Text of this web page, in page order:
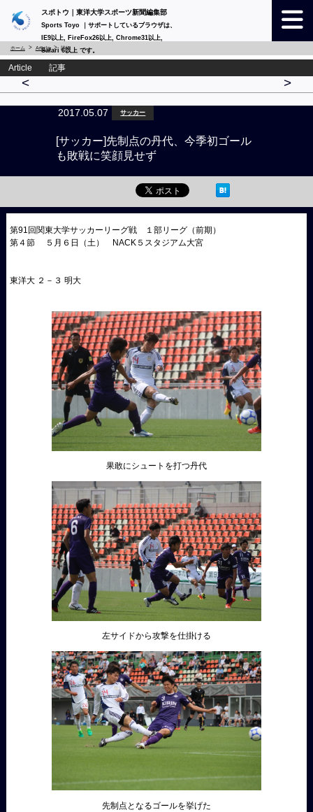
スポトウ｜東洋大学スポーツ新聞編集部
Sports Toyo ｜サポートしているブラウザは、
IE9以上, FireFox26以上, Chrome31以上,
Safari 6以上 です。
ホーム Article 詳細
Article 記事
< >
2017.05.07 サッカー
[サッカー]先制点の丹代、今季初ゴール
も敗戦に笑顔見せず
第91回関東大学サッカーリーグ戦 １部リーグ（前期）
第４節 ５月６日（土） NACK５スタジアム大宮
東洋大 ２－３ 明大
果敢にシュートを打つ丹代
左サイドから攻撃を仕掛ける
先制点となるゴールを挙げた